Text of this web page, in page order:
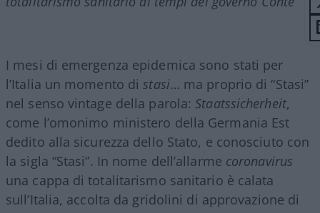
I mesi di emergenza epidemica sono stati per
l’Italia un momento distasi… ma proprio di “Stasi”
nel senso vintage della parola:Staatssicherheit,
come l’omonimo ministero della Germania Est
dedito alla sicurezza dello Stato, e conosciuto con
la sigla “Stasi”. In nome dell’allarme coronavirus
una cappa di totalitarismo sanitario è calata
sull’Italia, accolta da gridolini di approvazione di